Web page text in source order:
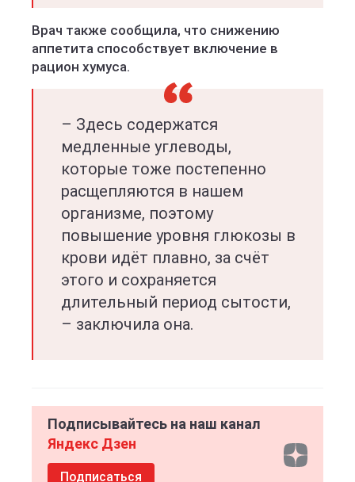
Врач также сообщила, что снижению
аппетита способствует включение в
рацион хумуса.
– Здесь содержатся
медленные углеводы,
которые тоже постепенно
расщепляются в нашем
организме, поэтому
повышение уровня глюкозы в
крови идёт плавно, за счёт
этого и сохраняется
длительный период сытости,
– заключила она.
Подписывайтесь на наш канал
Яндекс Дзен
Подписаться